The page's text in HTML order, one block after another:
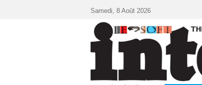
Samedi, 8 Août 2026